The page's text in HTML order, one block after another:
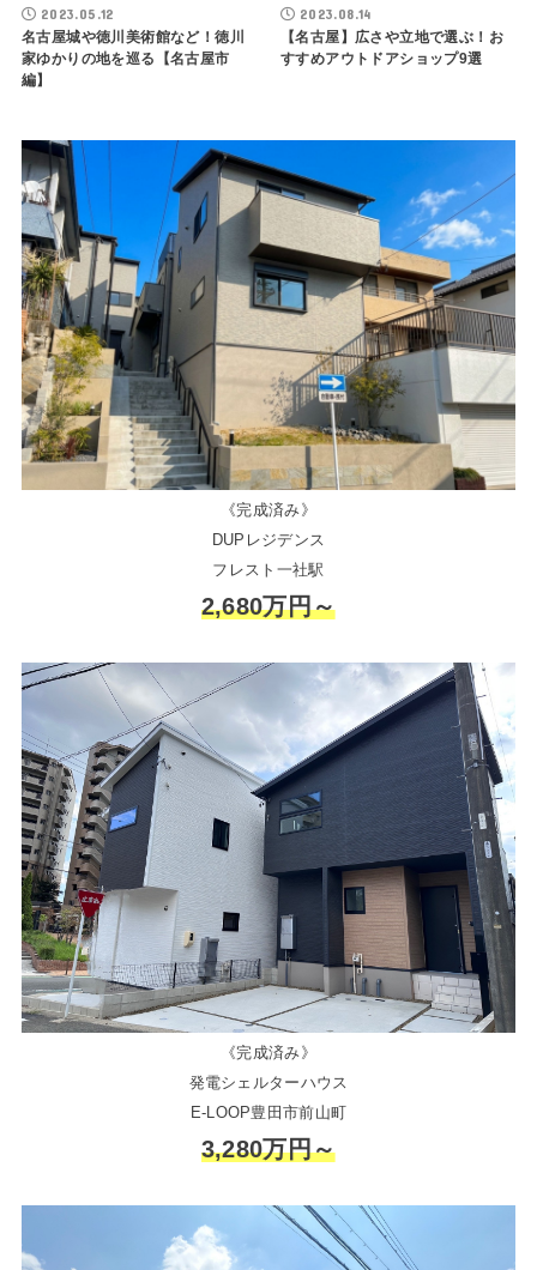
2023.05.12
名古屋城や徳川美術館など！徳川
家ゆかりの地を巡る【名古屋市
編】
2023.08.14
【名古屋】広さや立地で選ぶ！お
すすめアウトドアショップ9選
《完成済み》
DUPレジデンス
フレスト一社駅
2,680万円～
《完成済み》
発電シェルターハウス
E-LOOP豊田市前山町
3,280万円～